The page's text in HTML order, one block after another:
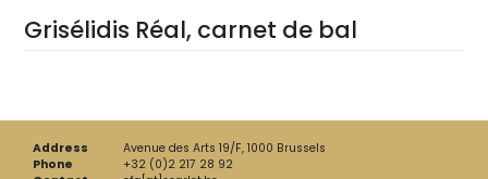
Grisélidis Réal, carnet de bal
Address
Avenue des Arts 19/F, 1000 Brussels
Phone
+32 (0)2 217 28 92